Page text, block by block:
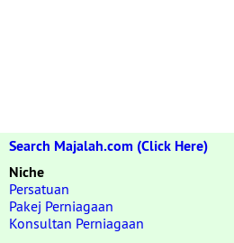
Search Majalah.com (Click Here)
Niche
Persatuan
Pakej Perniagaan
Konsultan Perniagaan